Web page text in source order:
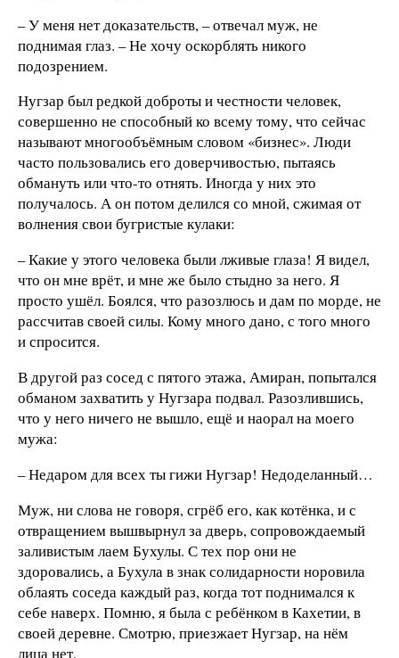
– У меня нет доказательств, – отвечал муж, не
поднимая глаз. – Не хочу оскорблять никого
подозрением.
Нугзар был редкой доброты и честности человек,
совершенно не способный ко всему тому, что сейчас
называют многообъёмным словом «бизнес». Люди
часто пользовались его доверчивостью, пытаясь
обмануть или что-то отнять. Иногда у них это
получалось. А он потом делился со мной, сжимая от
волнения свои бугристые кулаки:
– Какие у этого человека были лживые глаза! Я видел,
что он мне врёт, и мне же было стыдно за него. Я
просто ушёл. Боялся, что разозлюсь и дам по морде, не
рассчитав своей силы. Кому много дано, с того много
и спросится.
В другой раз сосед с пятого этажа, Амиран, попытался
обманом захватить у Нугзара подвал. Разозлившись,
что у него ничего не вышло, ещё и наорал на моего
мужа:
– Недаром для всех ты гижи Нугзар! Недоделанный…
Муж, ни слова не говоря, сгрёб его, как котёнка, и с
отвращением вышвырнул за дверь, сопровождаемый
заливистым лаем Бухулы. С тех пор они не
здоровались, а Бухула в знак солидарности норовила
облаять соседа каждый раз, когда тот поднимался к
себе наверх. Помню, я была с ребёнком в Кахетии, в
своей деревне. Смотрю, приезжает Нугзар, на нём
лица нет.